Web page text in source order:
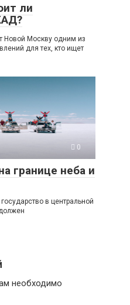
ли
Новой Москву одним из
для тех, кто ищет
0
границе неба и
в центральной
необходимо